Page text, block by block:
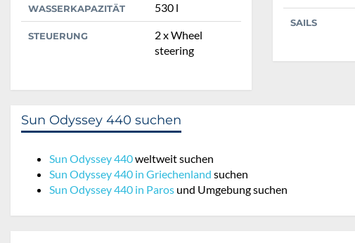
WASSERKAPAZITÄT 530 l
STEUERUNG
2 x Wheel
steering
SAILS
Sun Odyssey 440 suchen
Sun Odyssey 440weltweit suchen
Sun Odyssey 440 in Griechenland suchen
Sun Odyssey 440 in Paros und Umgebung suchen